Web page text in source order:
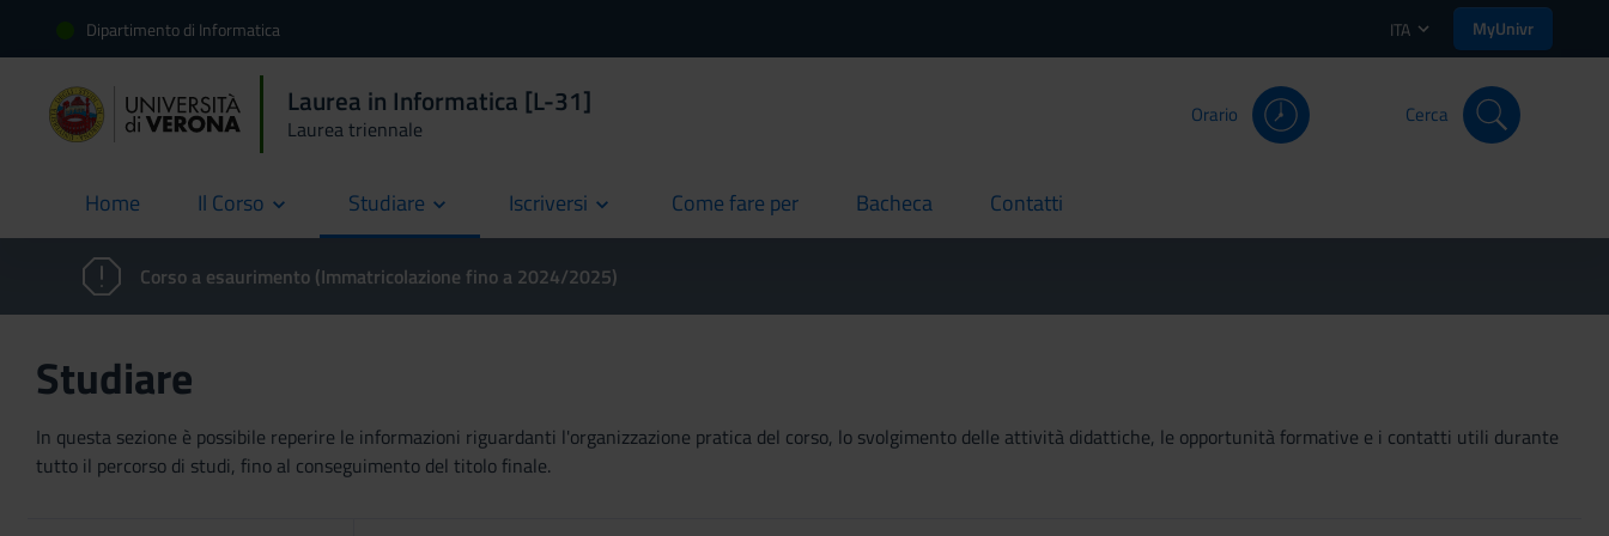
Dipartimento di Informatica ITA MyUnivr
Laurea in Informatica [L-31]
Laurea triennale
Orario Cerca
Home
current Il Corso Studiare Iscriversi Come fare per
current Bacheca
current Contatti
current
Corso a esaurimento (Immatricolazione fino a 2024/2025)
Studiare
In questa sezione è possibile reperire le informazioni riguardanti l'organizzazione pratica del corso, lo svolgimento delle attività didattiche, le opportunità formative e i contatti utili durante
tutto il percorso di studi, fino al conseguimento del titolo finale.